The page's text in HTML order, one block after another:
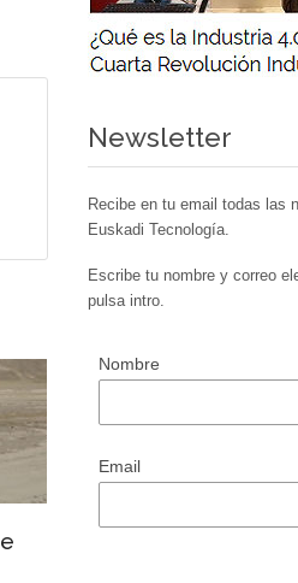
Newsletter
Recibe en tu email todas las
Euskadi Tecnología.
Escribe tu nombre y correo
pulsa intro.
Nombre
Email